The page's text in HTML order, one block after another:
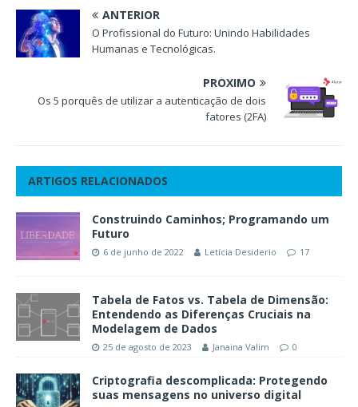
ANTERIOR
O Profissional do Futuro: Unindo Habilidades
Humanas e Tecnológicas.
PRÓXIMO
Os 5 porquês de utilizar a autenticação de dois
fatores (2FA)
ARTIGOS RELACIONADOS
Construindo Caminhos; Programando um
Futuro
6 de junho de 2022 Letícia Desiderio 17
Tabela de Fatos vs. Tabela de Dimensão:
Entendendo as Diferenças Cruciais na
Modelagem de Dados
25 de agosto de 2023 Janaina Valim 0
Criptografia descomplicada: Protegendo
suas mensagens no universo digital